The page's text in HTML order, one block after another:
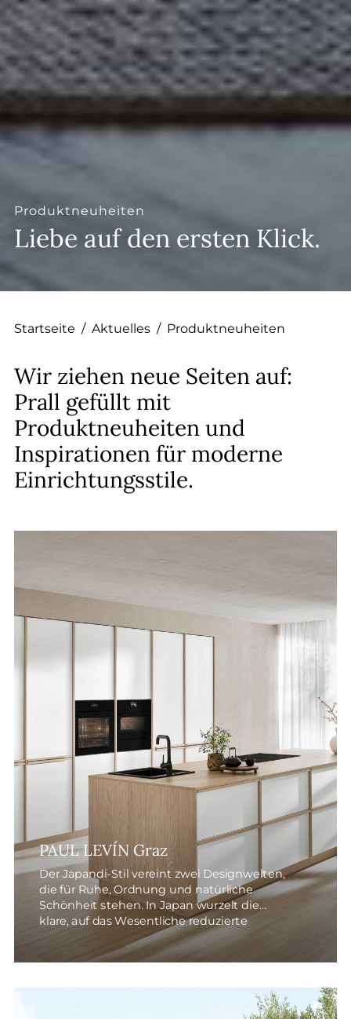
Produktneuheiten
Liebe auf den ersten Klick.
Startseite / Aktuelles / Produktneuheiten
Wir ziehen neue Seiten auf:
Prall gefüllt mit
Produktneuheiten und
Inspirationen für moderne
Einrichtungsstile.
PAUL LEVÍN Graz
Der Japandi-Stil vereint zwei Designwelten,
die für Ruhe, Ordnung und natürliche
Schönheit stehen. In Japan wurzelt die
klare, auf das Wesentliche reduzierte
Ästhetik – in Skandinavien die warme,
unaufdringliche Behaglichkeit.